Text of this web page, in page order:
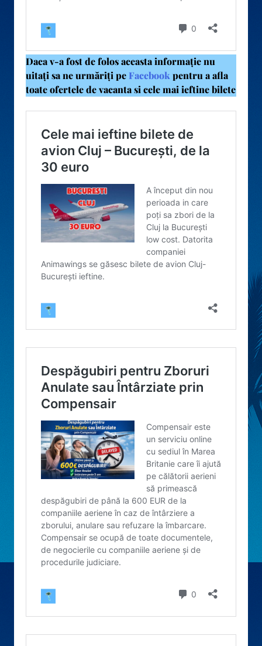
Daca v-a fost de folos aceasta informație nu
uitați sa ne urmăriți pe Facebookpentru a afla
toate ofertele de vacanta si cele mai ieftine bilete